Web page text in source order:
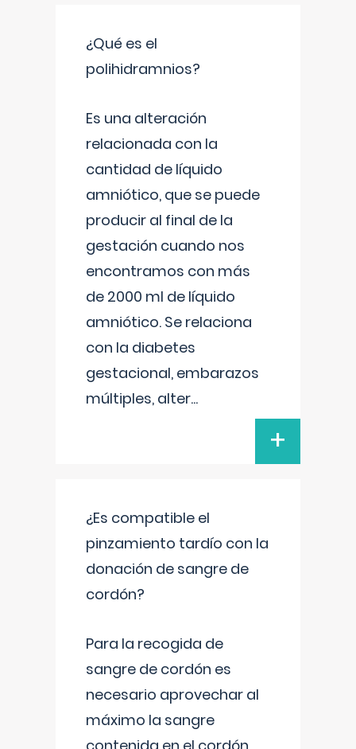
¿Qué es el
polihidramnios?
Es una alteración
relacionada con la
cantidad de líquido
amniótico, que se puede
producir al final de la
gestación cuando nos
encontramos con más
de 2000 ml de líquido
amniótico. Se relaciona
con la diabetes
gestacional, embarazos
múltiples, alter...
+
¿Es compatible el
pinzamiento tardío con la
donación de sangre de
cordón?
Para la recogida de
sangre de cordón es
necesario aprovechar al
máximo la sangre